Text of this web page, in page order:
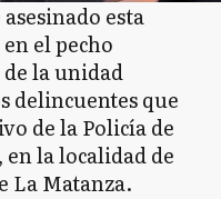
esta
el pecho
la unidad
delincuentes que
de la Policía de
la localidad de
La Matanza.